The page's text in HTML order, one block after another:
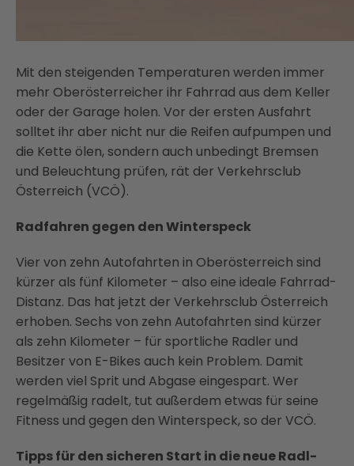
Mit den steigenden Temperaturen werden immer
mehr Oberösterreicher ihr Fahrrad aus dem Keller
oder der Garage holen. Vor der ersten Ausfahrt
solltet ihr aber nicht nur die Reifen aufpumpen und
die Kette ölen, sondern auch unbedingt Bremsen
und Beleuchtung prüfen, rät der Verkehrsclub
Österreich (VCÖ).
Radfahren gegen den Winterspeck
Vier von zehn Autofahrten in Oberösterreich sind
kürzer als fünf Kilometer – also eine ideale Fahrrad-
Distanz. Das hat jetzt der Verkehrsclub Österreich
erhoben. Sechs von zehn Autofahrten sind kürzer
als zehn Kilometer – für sportliche Radler und
Besitzer von E-Bikes auch kein Problem. Damit
werden viel Sprit und Abgase eingespart. Wer
regelmäßig radelt, tut außerdem etwas für seine
Fitness und gegen den Winterspeck, so der VCÖ.
Tipps für den sicheren Start in die neue Radl-